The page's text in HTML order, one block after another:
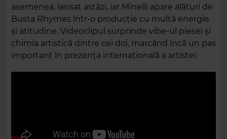
asemenea, lansat astăzi, iar Minelli apare alături de
Busta Rhymes într-o producție cu multă energie
și atitudine. Videoclipul surprinde vibe-ul piesei și
chimia artistică dintre cei doi, marcând încă un pas
important în prezența internațională a artistei.